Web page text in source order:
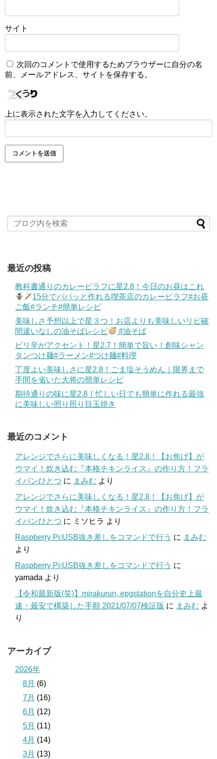
サイト
次回のコメントで使用するためブラウザーに自分の名
前、メールアドレス、サイトを保存する。
上に表示された文字を入力してください。
最近の投稿
教科書通りのカレーピラフに星2.8！今日のお昼はこれ
15分でパパッと作れる喫茶店のカレーピラフ#お昼
ご飯#ランチ#簡単レシピ
美味しさ予想以上で星３つ！お店よりも美味しいリピ確
間違いなしの油そばレシピ
#油そば
ピリ辛がアクセント！星2.7！簡単で旨い！創味シャン
タンつけ麺#ラーメン#つけ麺#料理
丁度よい美味しさに星2.8！ごま塩そうめん｜限界まで
手間を省いた大将の簡単レシピ
期待通りの味に星2.8！忙しい日でも簡単に作れる最強
に美味しい照り照り目玉焼き
最近のコメント
アレンジでさらに美味しくなる！星2.8！【お焦げ】が
ウマイ！炊き込む『本格チキンライス』の作り方！フラ
イパンひとつ に まみむ より
アレンジでさらに美味しくなる！星2.8！【お焦げ】が
ウマイ！炊き込む『本格チキンライス』の作り方！フラ
イパンひとつ に ミソヒラ より
Raspberry Pi:USB抜き差しをコマンドで行う に まみむ
より
Raspberry Pi:USB抜き差しをコマンドで行う に
yamada より
【令和最新版(笑)】mirakurun, epgstationを自分史上最
速・最安で構築した手順 2021/07/07検証版 に まみむ よ
り
アーカイブ
2026年
8月 (6)
7月 (16)
6月 (12)
5月 (11)
4月 (14)
3月 (13)